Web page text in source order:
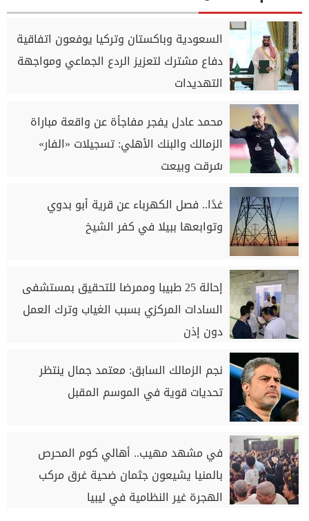
السعودية وباكستان وتركيا يوفعون اتفاقية
دفاع مشترك لتعزيز الردع الجماعي ومواجهة
التهديدات
محمد عادل يفجر مفاجأة عن واقعة مباراة
الزمالك والبنك الأهلي: تسجيلات «الفار»
سُرقت وبيعت
غدًا.. فصل الكهرباء عن قرية أبو بدوي
وتوابعها ببيلا في كفر الشيخ
إحالة 25 طبيبا وممرضا للتحقيق بمستشفى
السادات المركزي بسبب الغياب وترك العمل
دون إذن
نجم الزمالك السابق: معتمد جمال ينتظر
تحديات قوية في الموسم المقبل
في مشهد مهيب.. أهالي كوم المحرص
بالمنيا يشيعون جثمان ضحية غرق مركب
الهجرة غير النظامية في ليبيا